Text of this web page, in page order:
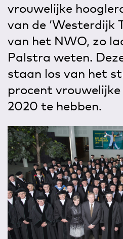
vrouwelijke
van de ‘Westerdijk
van het NWO, zo
Palstra weten.
staan los van het
procent
2020 te hebben.